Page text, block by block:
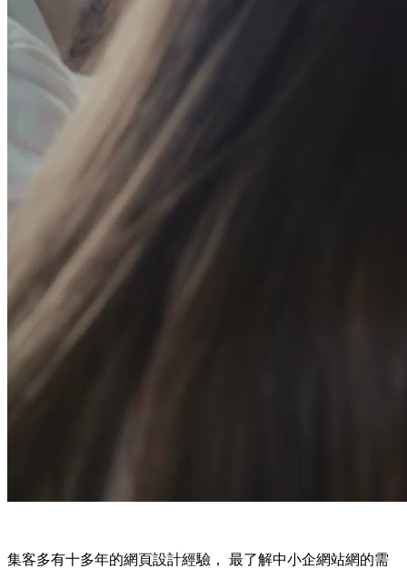
STEP-4
上架與維護
提供後台測試點，校對後正式上架，
主動遞交網站sitemap提供搜尋引擎蒐錄。
集客多有十多年的網頁設計經驗， 最了解中小企網站網的需